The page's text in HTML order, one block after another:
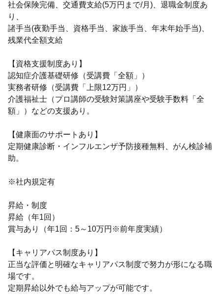
社会保険完備、交通費支給(5万円まで/月)、退職金制度あ
り、
諸手当(夜勤手当、資格手当、家族手当、年末年始手当)、
残業代全額支給
【資格支援制度あり】
認知症介護基礎研修（受講費「全額」）
実務者研修（受講費「上限12万円」）
介護福祉士（プロ講師の受験対策講座や受験手数料「全
額」）などの支援あり。
【健康面のサポートあり】
定期健康診断・インフルエンザ予防接種無料、がん検診補
助。
※社内規定有
昇給・制度
昇給（年1回）
賞与あり（年1回：5～10万円※前年度実績）
【キャリアパス制度あり】
正当な評価と明確なキャリアパス制度で努力が形になる職
場です。
定期昇給以外でも給与アップが可能です。